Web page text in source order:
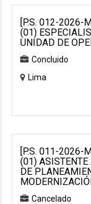
[P.S. 012-2026-
(01)
UNIDAD DE
Concluido
Lima
[P.S. 011-2026-
(01)
DE
Cancelado